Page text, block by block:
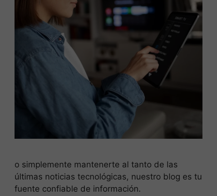
o simplemente mantenerte al tanto de las
últimas noticias tecnológicas, nuestro blog es tu
fuente confiable de información.